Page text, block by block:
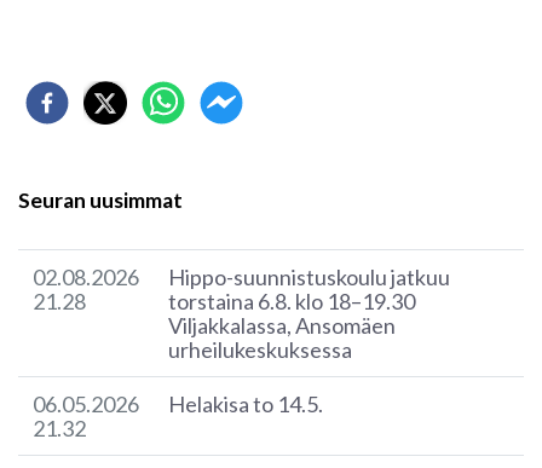
Seuran uusimmat
02.08.2026
21.28
Hippo-suunnistuskoulu jatkuu
torstaina 6.8. klo 18–19.30
Viljakkalassa, Ansomäen
urheilukeskuksessa
06.05.2026
21.32
Helakisa to 14.5.